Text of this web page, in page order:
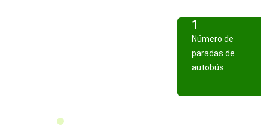
1
Número de
paradas de
autobús